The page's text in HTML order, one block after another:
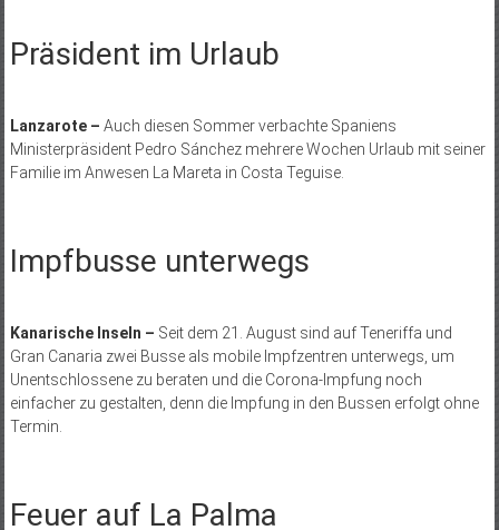
Präsident im Urlaub
Lanzarote – Auch diesen Sommer verbachte Spaniens
Ministerpräsident Pedro Sánchez mehrere Wochen Urlaub mit seiner
Familie im Anwesen La Mareta in Costa Teguise.
Impfbusse unterwegs
Kanarische Inseln – Seit dem 21. August sind auf Teneriffa und
Gran Canaria zwei Busse als mobile Impfzentren unterwegs, um
Unentschlossene zu beraten und die Corona-Impfung noch
einfacher zu gestalten, denn die Impfung in den Bussen erfolgt ohne
Termin.
Feuer auf La Palma